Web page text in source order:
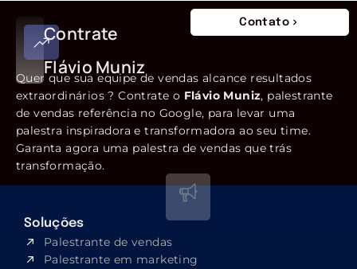
Contrate
Flávio Muniz
Contato
Quer que sua equipe de vendas alcance resultados
extraordinários ? Contrate o Flávio Muniz, palestrante
de vendas referência no Google, para levar uma
palestra inspiradora e transformadora ao seu time.
Garanta agora uma palestra de vendas que trás
transformação.
Soluções
Palestrante de vendas
Palestrante em marketing